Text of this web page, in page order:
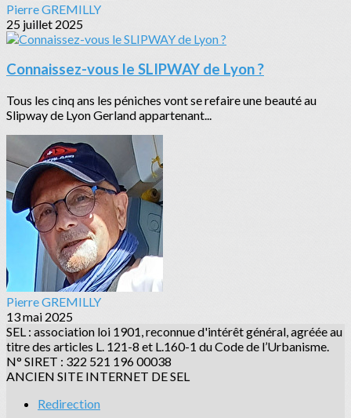
Pierre GREMILLY
25 juillet 2025
Connaissez-vous le SLIPWAY de Lyon ?
Tous les cinq ans les péniches vont se refaire une beauté au
Slipway de Lyon Gerland appartenant...
Pierre GREMILLY
13 mai 2025
SEL : association loi 1901, reconnue d'intérêt général, agréée au
titre des articles L. 121-8 et L.160-1 du Code de l’Urbanisme.
N° SIRET : 322 521 196 00038
ANCIEN SITE INTERNET DE SEL
Redirection